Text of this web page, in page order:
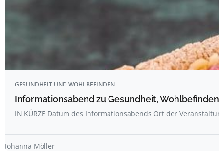
GESUNDHEIT UND WOHLBEFINDEN
Informationsabend zu Gesundheit,
IN KÜRZE Datum des Informationsabends Ort der
Johanna Möller